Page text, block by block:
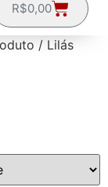
R$0,00
/ Lilás